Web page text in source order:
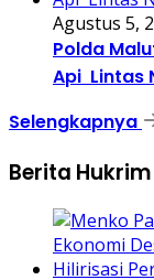
Agustus 5,
Polda
Api Lintas
Selengkapnya
Berita Hukrim